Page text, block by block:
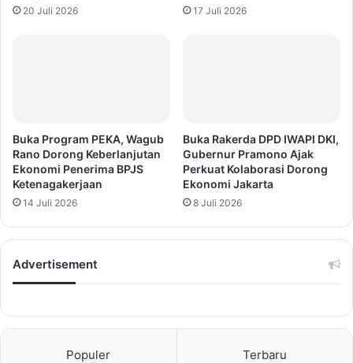
20 Juli 2026 17 Juli 2026
Buka Program PEKA, Wagub
Rano Dorong Keberlanjutan
Ekonomi Penerima BPJS
Ketenagakerjaan
14 Juli 2026
Buka Rakerda DPD IWAPI DKI,
Gubernur Pramono Ajak
Perkuat Kolaborasi Dorong
Ekonomi Jakarta
8 Juli 2026
Advertisement
Populer Terbaru